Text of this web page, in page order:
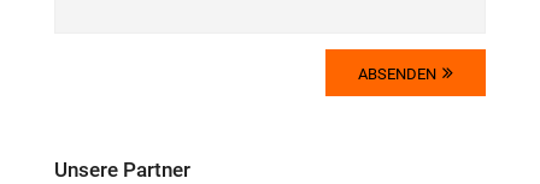
ABSENDEN
Unsere Partner